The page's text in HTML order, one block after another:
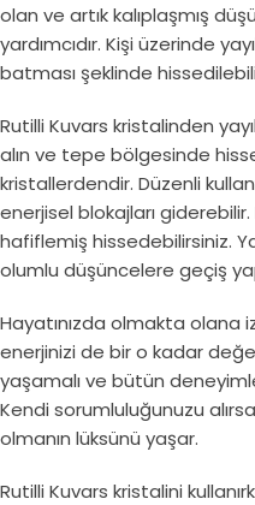
olan ve artık kalıplaşmış
yardımcıdır. Kişi üzerinde
batması şeklinde
Rutilli Kuvars kristalinden
alın ve tepe bölgesinde
kristallerdendir. Düzenli
enerjisel blokajları
hafiflemiş hissedebilirsiniz.
olumlu düşüncelere geçiş
Hayatınızda olmakta olana
enerjinizi de bir o kadar
yaşamalı ve bütün
Kendi sorumluluğunuzu
olmanın lüksünü yaşar.
Rutilli Kuvars kristalini